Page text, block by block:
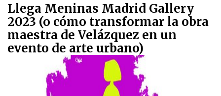
Llega Meninas Madrid Gallery
2023 (o cómo transformar la obra
maestra de Velázquez en un
evento de arte urbano)